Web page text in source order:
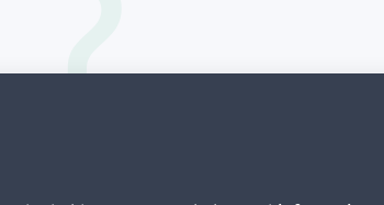
ne correspond à